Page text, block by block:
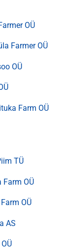
OÜ
Farmer OÜ
OÜ
Farm OÜ
TÜ
Farm OÜ
OÜ
AS